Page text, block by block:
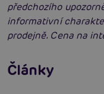
předchozího
informativní
prodejně. Cena na
Články
Erotická masáž
Číst více
Erotická